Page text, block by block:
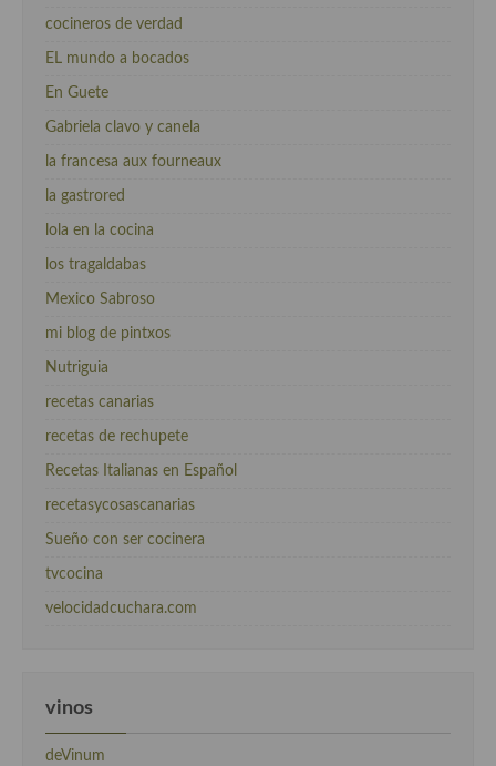
cocineros de verdad
EL mundo a bocados
En Guete
Gabriela clavo y canela
la francesa aux fourneaux
la gastrored
lola en la cocina
los tragaldabas
Mexico Sabroso
mi blog de pintxos
Nutriguia
recetas canarias
recetas de rechupete
Recetas Italianas en Español
recetasycosascanarias
Sueño con ser cocinera
tvcocina
velocidadcuchara.com
vinos
deVinum